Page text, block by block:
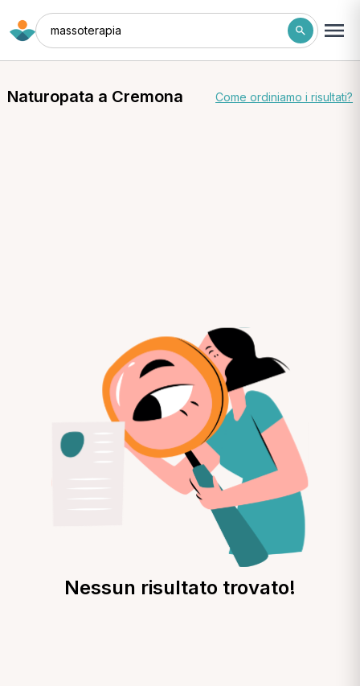
massoterapia
Naturopata a Cremona Come ordiniamo i risultati?
Nessun risultato trovato!